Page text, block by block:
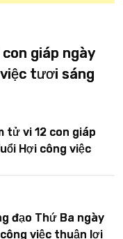
giáp ngày
tươi sáng
tử vi 12 con giáp
Hợi công việc
đạo Thứ Ba ngày
việc thuận lợi